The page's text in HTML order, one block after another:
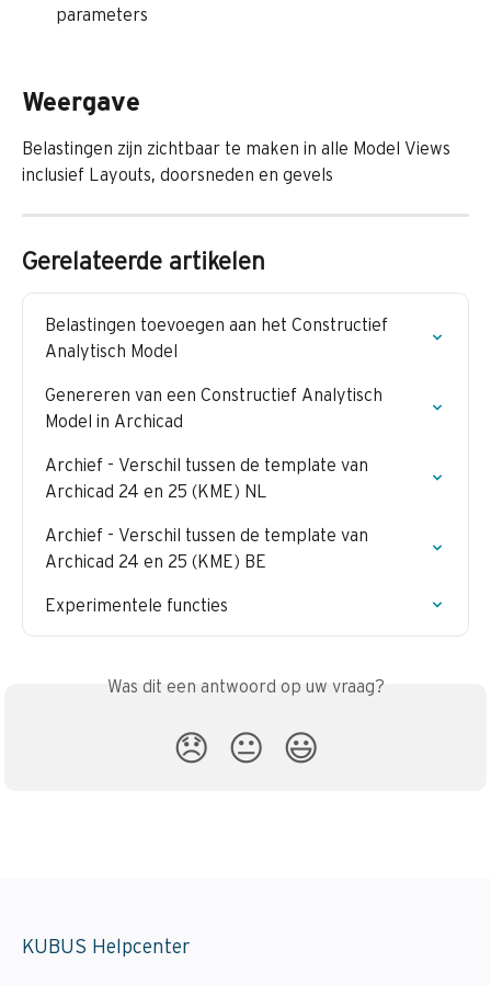
parameters
Weergave
Belastingen zijn zichtbaar te maken in alle Model Views
inclusief Layouts, doorsneden en gevels
Gerelateerde artikelen
Belastingen toevoegen aan het Constructief
Analytisch Model
Genereren van een Constructief Analytisch
Model in Archicad
Archief - Verschil tussen de template van
Archicad 24 en 25 (KME) NL
Archief - Verschil tussen de template van
Archicad 24 en 25 (KME) BE
Experimentele functies
Was dit een antwoord op uw vraag?
😞 😐 😃
KUBUS Helpcenter